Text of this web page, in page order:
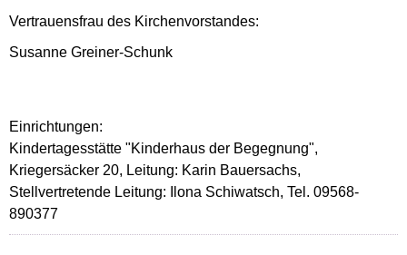
Vertrauensfrau des Kirchenvorstandes:
Susanne Greiner-Schunk
Einrichtungen:
Kindertagesstätte "Kinderhaus der Begegnung",
Kriegersäcker 20, Leitung: Karin Bauersachs,
Stellvertretende Leitung: Ilona Schiwatsch, Tel. 09568-
890377